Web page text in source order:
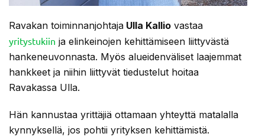
Ravakan toiminnanjohtaja Ulla Kallio vastaa
yritystukiin ja elinkeinojen kehittämiseen liittyvästä
hankeneuvonnasta. Myös alueidenväliset laajemmat
hankkeet ja niihin liittyvät tiedustelut hoitaa
Ravakassa Ulla.
Hän kannustaa yrittäjiä ottamaan yhteyttä matalalla
kynnyksellä, jos pohtii yrityksen kehittämistä.